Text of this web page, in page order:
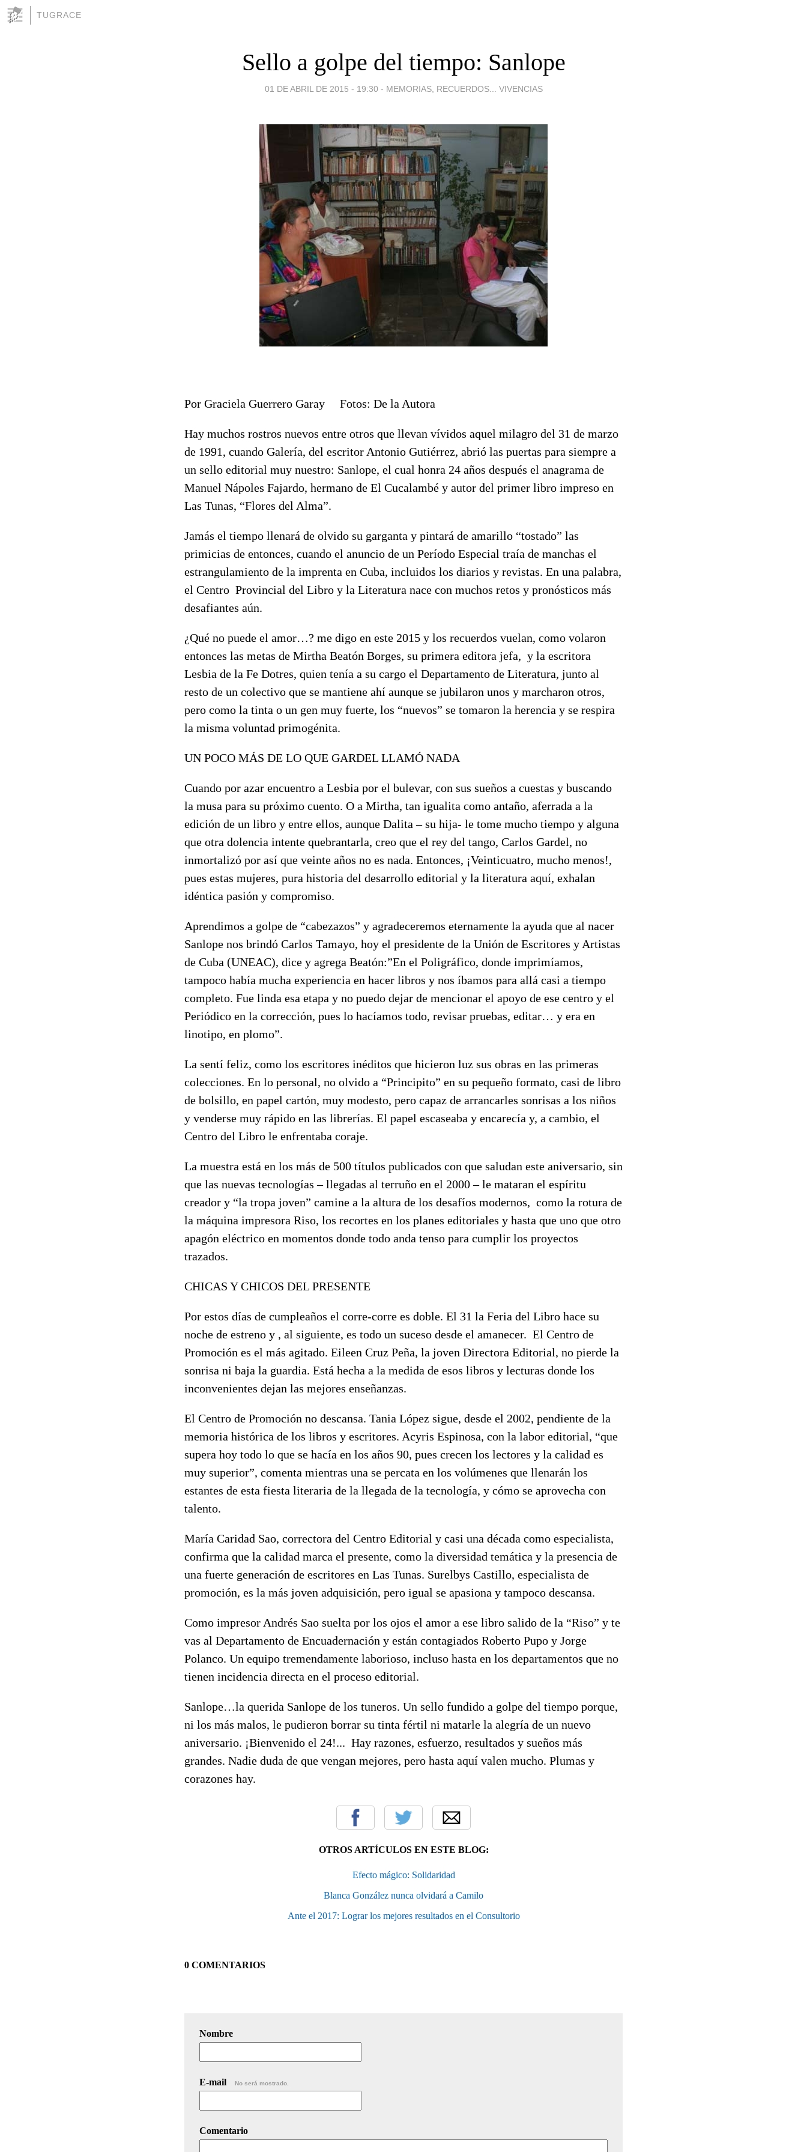
TUGRACE
Sello a golpe del tiempo: Sanlope
01 DE ABRIL DE 2015 - 19:30 - MEMORIAS, RECUERDOS... VIVENCIAS
Por Graciela Guerrero Garay Fotos: De la Autora
Hay muchos rostros nuevos entre otros que llevan vívidos aquel milagro del 31 de marzo
de 1991, cuando Galería, del escritor Antonio Gutiérrez, abrió las puertas para siempre a
un sello editorial muy nuestro: Sanlope, el cual honra 24 años después el anagrama de
Manuel Nápoles Fajardo, hermano de El Cucalambé y autor del primer libro impreso en
Las Tunas, “Flores del Alma”.
Jamás el tiempo llenará de olvido su garganta y pintará de amarillo “tostado” las
primicias de entonces, cuando el anuncio de un Período Especial traía de manchas el
estrangulamiento de la imprenta en Cuba, incluidos los diarios y revistas. En una palabra,
el Centro Provincial del Libro y la Literatura nace con muchos retos y pronósticos más
desafiantes aún.
¿Qué no puede el amor…? me digo en este 2015 y los recuerdos vuelan, como volaron
entonces las metas de Mirtha Beatón Borges, su primera editora jefa, y la escritora
Lesbia de la Fe Dotres, quien tenía a su cargo el Departamento de Literatura, junto al
resto de un colectivo que se mantiene ahí aunque se jubilaron unos y marcharon otros,
pero como la tinta o un gen muy fuerte, los “nuevos” se tomaron la herencia y se respira
la misma voluntad primogénita.
UN POCO MÁS DE LO QUE GARDEL LLAMÓ NADA
Cuando por azar encuentro a Lesbia por el bulevar, con sus sueños a cuestas y buscando
la musa para su próximo cuento. O a Mirtha, tan igualita como antaño, aferrada a la
edición de un libro y entre ellos, aunque Dalita – su hija- le tome mucho tiempo y alguna
que otra dolencia intente quebrantarla, creo que el rey del tango, Carlos Gardel, no
inmortalizó por así que veinte años no es nada. Entonces, ¡Veinticuatro, mucho menos!,
pues estas mujeres, pura historia del desarrollo editorial y la literatura aquí, exhalan
idéntica pasión y compromiso.
Aprendimos a golpe de “cabezazos” y agradeceremos eternamente la ayuda que al nacer
Sanlope nos brindó Carlos Tamayo, hoy el presidente de la Unión de Escritores y Artistas
de Cuba (UNEAC), dice y agrega Beatón:”En el Poligráfico, donde imprimíamos,
tampoco había mucha experiencia en hacer libros y nos íbamos para allá casi a tiempo
completo. Fue linda esa etapa y no puedo dejar de mencionar el apoyo de ese centro y el
Periódico en la corrección, pues lo hacíamos todo, revisar pruebas, editar… y era en
linotipo, en plomo”.
La sentí feliz, como los escritores inéditos que hicieron luz sus obras en las primeras
colecciones. En lo personal, no olvido a “Principito” en su pequeño formato, casi de libro
de bolsillo, en papel cartón, muy modesto, pero capaz de arrancarles sonrisas a los niños
y venderse muy rápido en las librerías. El papel escaseaba y encarecía y, a cambio, el
Centro del Libro le enfrentaba coraje.
La muestra está en los más de 500 títulos publicados con que saludan este aniversario, sin
que las nuevas tecnologías – llegadas al terruño en el 2000 – le mataran el espíritu
creador y “la tropa joven” camine a la altura de los desafíos modernos, como la rotura de
la máquina impresora Riso, los recortes en los planes editoriales y hasta que uno que otro
apagón eléctrico en momentos donde todo anda tenso para cumplir los proyectos
trazados.
CHICAS Y CHICOS DEL PRESENTE
Por estos días de cumpleaños el corre-corre es doble. El 31 la Feria del Libro hace su
noche de estreno y , al siguiente, es todo un suceso desde el amanecer. El Centro de
Promoción es el más agitado. Eileen Cruz Peña, la joven Directora Editorial, no pierde la
sonrisa ni baja la guardia. Está hecha a la medida de esos libros y lecturas donde los
inconvenientes dejan las mejores enseñanzas.
El Centro de Promoción no descansa. Tania López sigue, desde el 2002, pendiente de la
memoria histórica de los libros y escritores. Acyris Espinosa, con la labor editorial, “que
supera hoy todo lo que se hacía en los años 90, pues crecen los lectores y la calidad es
muy superior”, comenta mientras una se percata en los volúmenes que llenarán los
estantes de esta fiesta literaria de la llegada de la tecnología, y cómo se aprovecha con
talento.
María Caridad Sao, correctora del Centro Editorial y casi una década como especialista,
confirma que la calidad marca el presente, como la diversidad temática y la presencia de
una fuerte generación de escritores en Las Tunas. Surelbys Castillo, especialista de
promoción, es la más joven adquisición, pero igual se apasiona y tampoco descansa.
Como impresor Andrés Sao suelta por los ojos el amor a ese libro salido de la “Riso” y te
vas al Departamento de Encuadernación y están contagiados Roberto Pupo y Jorge
Polanco. Un equipo tremendamente laborioso, incluso hasta en los departamentos que no
tienen incidencia directa en el proceso editorial.
Sanlope…la querida Sanlope de los tuneros. Un sello fundido a golpe del tiempo porque,
ni los más malos, le pudieron borrar su tinta fértil ni matarle la alegría de un nuevo
aniversario. ¡Bienvenido el 24!... Hay razones, esfuerzo, resultados y sueños más
grandes. Nadie duda de que vengan mejores, pero hasta aquí valen mucho. Plumas y
corazones hay.
OTROS ARTÍCULOS EN ESTE BLOG:
Efecto mágico: Solidaridad
Blanca González nunca olvidará a Camilo
Ante el 2017: Lograr los mejores resultados en el Consultorio
0 COMENTARIOS
Nombre
E-mail No será mostrado.
Comentario